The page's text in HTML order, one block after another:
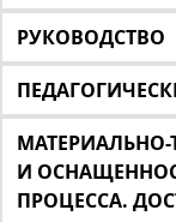
РУКОВОДСТВО
МАТЕРИАЛЬНО-
И
ПРОЦЕССА.